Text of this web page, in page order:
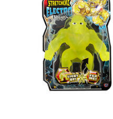
電子玩具
遊戲及拼圖系列
益智學習玩具
playpop
LEGO樂高
LeapFrog跳跳蛙